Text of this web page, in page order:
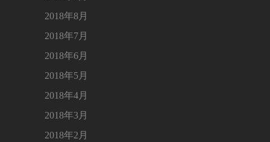
2018年8月
2018年7月
2018年6月
2018年5月
2018年4月
2018年3月
2018年2月